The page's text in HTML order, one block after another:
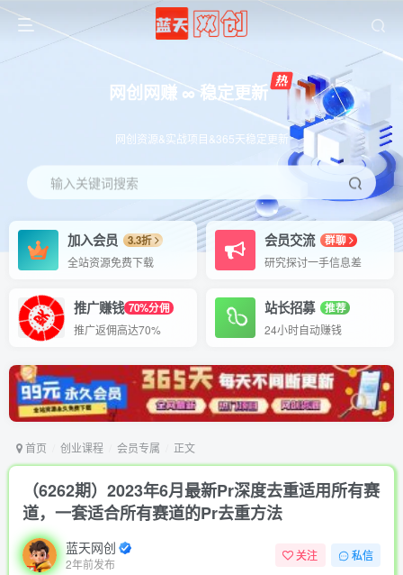
网创网赚 ∞ 稳定更新
网创资源&实战项目&365天稳定更新
输入关键词搜索
加入会员
3.3折
全站资源免费下载
会员交流
群聊
研究探讨一手信息差
推广赚钱 70%分佣
推广返佣高达70%
站长招募
推荐
24小时自动赚钱
首页 创业课程 会员专属 正文
（6262期）2023年6月最新Pr深度去重适用所有赛
道，一套适合所有赛道的Pr去重方法
蓝天网创
2年前发布
关注 私信